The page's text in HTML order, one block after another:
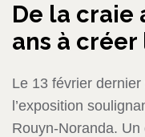
De la craie
ans à créer
Le 13 février dernier
l’exposition
Rouyn-Noranda.